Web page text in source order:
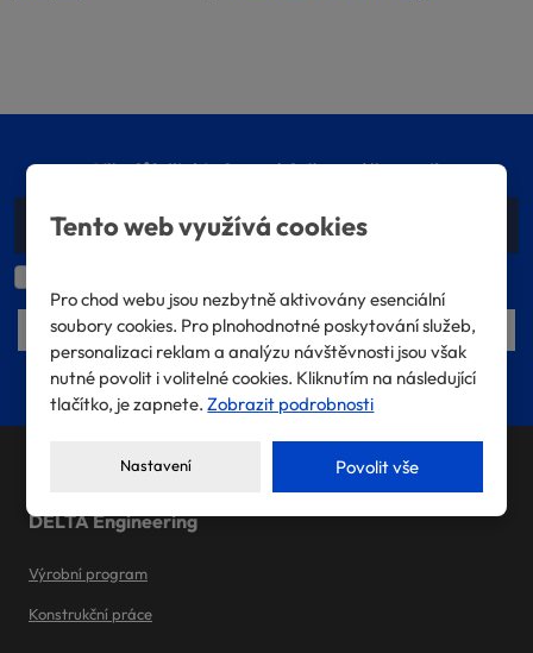
Vše důležité jednou týdně na váš e-mail
zpracováním
osobních
údajů.
Přihlásit se k odběru
Formulář
se
DELTA Engineering
Výrobní program
Konstrukční práce
Tento web využívá cookies
Pro chod webu jsou nezbytně aktivovány esenciální
soubory cookies. Pro plnohodnotné poskytování služeb,
personalizaci reklam a analýzu návštěvnosti jsou však
nutné povolit i volitelné cookies. Kliknutím na následující
tlačítko, je zapnete.Zobrazit podrobnosti
Nastavení Povolit vše